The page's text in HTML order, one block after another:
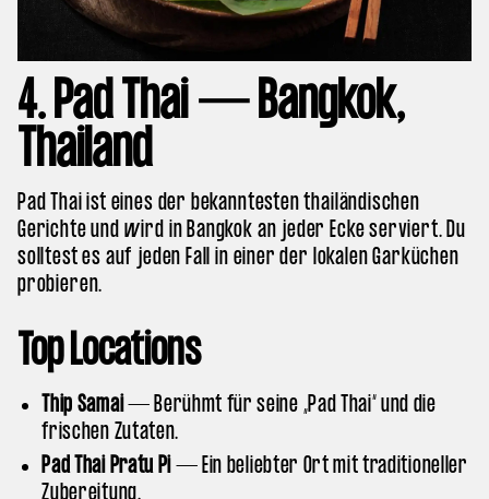
4. Pad Thai — Bangkok,
Thailand
Pad Thai ist eines der bekanntesten thailändischen
Gerichte und wird in Bangkok an jeder Ecke serviert. Du
solltest es auf jeden Fall in einer der lokalen Garküchen
probieren.
Top Locations
Thip Samai— Berühmt für seine „Pad Thai“ und die
frischen Zutaten.
Pad Thai Pratu Pi— Ein beliebter Ort mit traditioneller